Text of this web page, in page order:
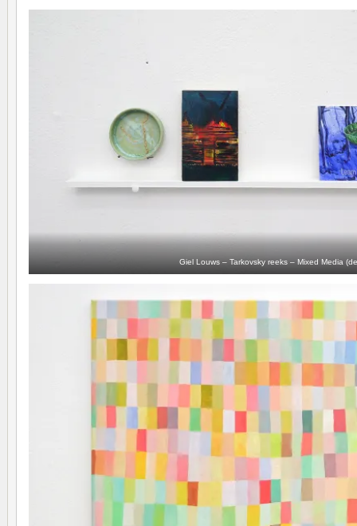
Giel Louws – Tarkovsky reeks – Mixed Media